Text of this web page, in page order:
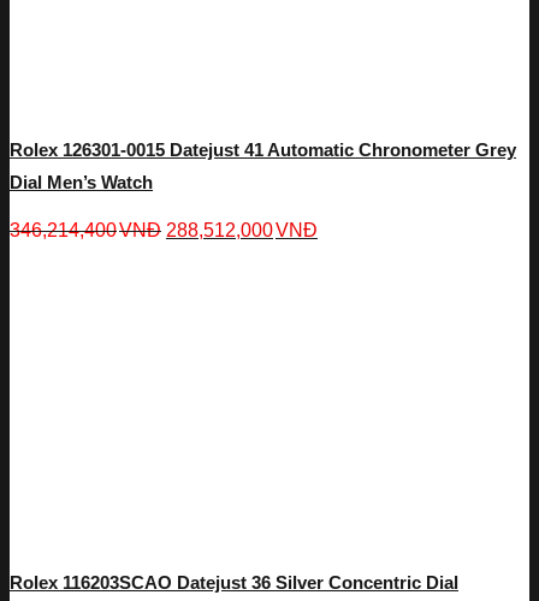
Rolex 126301-0015 Datejust 41 Automatic Chronometer Grey
Dial Men’s Watch
346,214,400VNĐ 288,512,000VNĐ
Rolex 116203SCAO Datejust 36 Silver Concentric Dial